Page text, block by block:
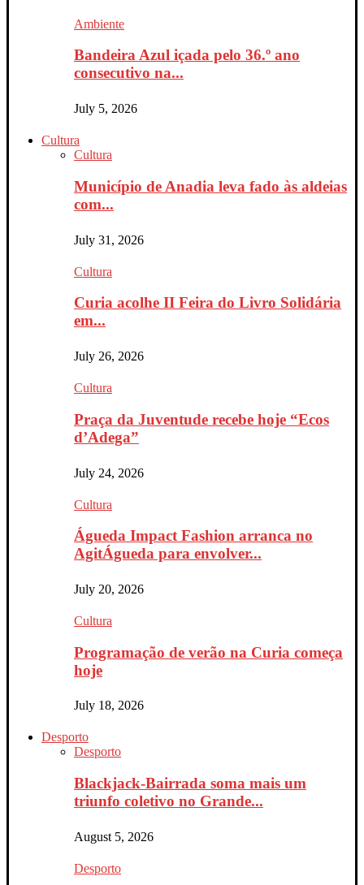
Ambiente
Bandeira Azul içada pelo 36.º ano
consecutivo na...
July 5, 2026
Cultura
Cultura
Município de Anadia leva fado às aldeias
com...
July 31, 2026
Cultura
Curia acolhe II Feira do Livro Solidária
em...
July 26, 2026
Cultura
Praça da Juventude recebe hoje “Ecos
d’Adega”
July 24, 2026
Cultura
Águeda Impact Fashion arranca no
AgitÁgueda para envolver...
July 20, 2026
Cultura
Programação de verão na Curia começa
hoje
July 18, 2026
Desporto
Desporto
Blackjack-Bairrada soma mais um
triunfo coletivo no Grande...
August 5, 2026
Desporto